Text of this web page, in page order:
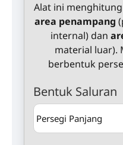
Alat ini
area penampang
internal) dan
material luar).
berbentuk
Bentuk Saluran